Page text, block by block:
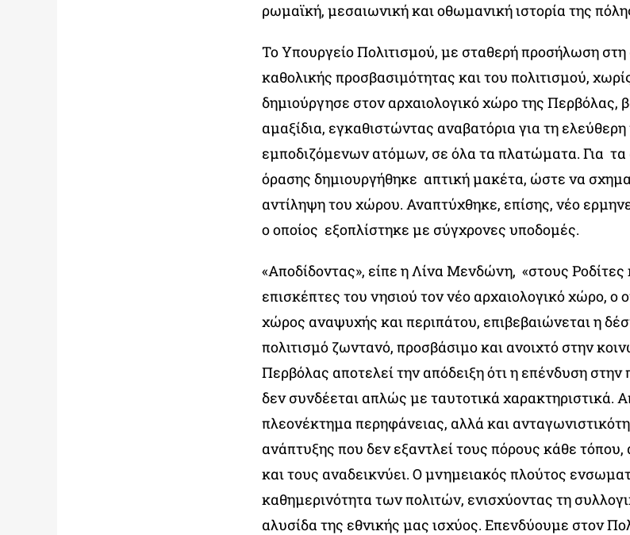
ρωμαϊκή, μεσαιωνική και οθωμανική ιστορία της
Το Υπουργείο Πολιτισμού, με σταθερή προσήλωση
καθολικής προσβασιμότητας και του πολιτισμού,
δημιούργησε στον αρχαιολογικό χώρο της Περβόλας,
αμαξίδια, εγκαθιστώντας αναβατόρια για τη
εμποδιζόμενων ατόμων, σε όλα τα πλατώματα. Για
όρασης δημιουργήθηκε απτική μακέτα, ώστε να
αντίληψη του χώρου. Αναπτύχθηκε, επίσης, νέο
ο οποίος εξοπλίστηκε με σύγχρονες υποδομές.
«Αποδίδοντας», είπε η Λίνα Μενδώνη, «στους Ροδίτες
επισκέπτες του νησιού τον νέο αρχαιολογικό χώρο, ο
χώρος αναψυχής και περιπάτου, επιβεβαιώνεται η
πολιτισμό ζωντανό, προσβάσιμο και ανοιχτό στην
Περβόλας αποτελεί την απόδειξη ότι η επένδυση στην
δεν συνδέεται απλώς με ταυτοτικά χαρακτηριστικά.
πλεονέκτημα περηφάνειας, αλλά και
ανάπτυξης που δεν εξαντλεί τους πόρους κάθε
και τους αναδεικνύει. Ο μνημειακός πλούτος
καθημερινότητα των πολιτών, ενισχύοντας τη
αλυσίδα της εθνικής μας ισχύος. Επενδύουμε στον